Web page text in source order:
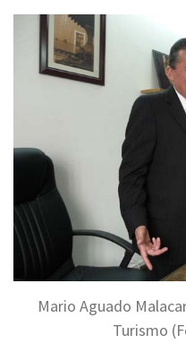
Mario Aguado
Turismo